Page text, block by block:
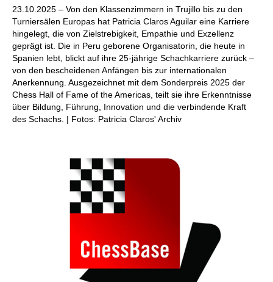
23.10.2025 – Von den Klassenzimmern in Trujillo bis zu den
Turniersälen Europas hat Patricia Claros Aguilar eine Karriere
hingelegt, die von Zielstrebigkeit, Empathie und Exzellenz
geprägt ist. Die in Peru geborene Organisatorin, die heute in
Spanien lebt, blickt auf ihre 25-jährige Schachkarriere zurück –
von den bescheidenen Anfängen bis zur internationalen
Anerkennung. Ausgezeichnet mit dem Sonderpreis 2025 der
Chess Hall of Fame of the Americas, teilt sie ihre Erkenntnisse
über Bildung, Führung, Innovation und die verbindende Kraft
des Schachs. | Fotos: Patricia Claros' Archiv